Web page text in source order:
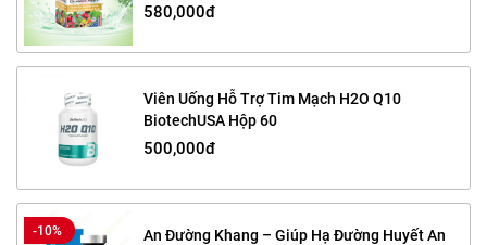
580,000đ
Viên Uống Hỗ Trợ Tim Mạch H2O Q10
BiotechUSA Hộp 60
500,000đ
-10%
An Đường Khang – Giúp Hạ Đường Huyết An